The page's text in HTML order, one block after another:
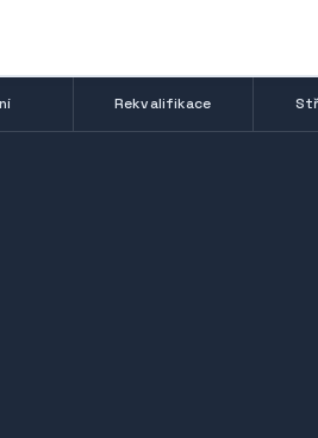
Rekvalifikace